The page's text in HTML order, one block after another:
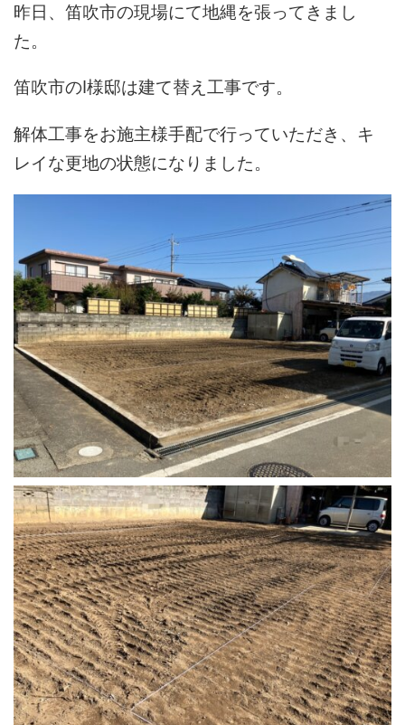
昨日、笛吹市の現場にて地縄を張ってきまし
た。
笛吹市のI様邸は建て替え工事です。
解体工事をお施主様手配で行っていただき、キ
レイな更地の状態になりました。